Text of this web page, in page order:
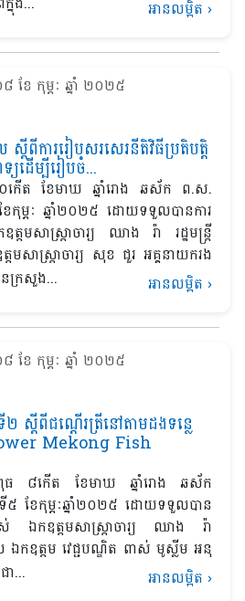
អានលម្អិត ›
៨ ខែ កុម្ភៈ ឆ្នាំ ២០២៥
តីពីការរៀបសរសេរ​នីតិវិធីប្រតិបត្តិ
យដើម្បីរៀបចំ...
០កើត ខែមាឃ ឆ្នាំរោង ឆស័ក ព.ស.
កុម្ភៈ ឆ្នាំ២០២៥ ដោយទទួលបានការ
តមសាស្រ្តាចារ្យ ឈាង រ៉ា រដ្ឋមន្ត្រី
សាស្ត្រាចារ្យ សុខ ជួរ អគ្គនាយករង
ក្រសួង...
អានលម្អិត ›
៨ ខែ កុម្ភៈ ឆ្នាំ ២០២៥
ស្ដីពីជណ្ដើរត្រីនៅតាមដងទន្លេ
Mekong Fish
ពុធ ៨កេីត​ ខែមាឃ ឆ្នាំរោង ឆស័ក
៥ ខែកុម្ភៈឆ្នាំ២០២៥ ដោយទទួលបាន
បស់ ឯកឧត្តមសាស្រ្តាចារ្យ ឈាង រ៉ា
ឯកឧត្ដម វេជ្ជបណ្ឌិត ពាស់ មូស្លីម អនុ
ា...
អានលម្អិត ›